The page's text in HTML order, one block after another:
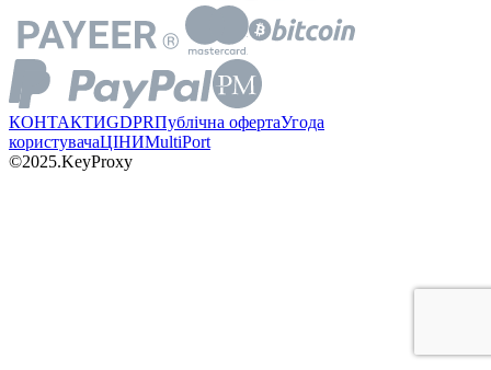
КОНТАКТИGDPRПублічна офертаУгода
користувачаЦІНИMultiPort
©2025.KeyProxy